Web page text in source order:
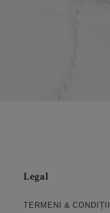
Legal
TERMENI & CONDIȚII